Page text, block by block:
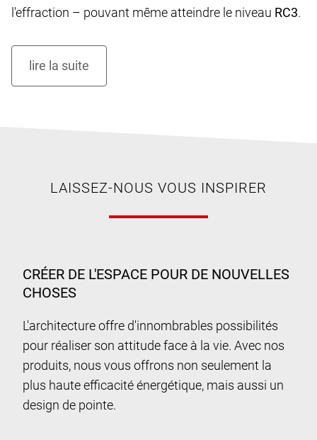
l'effraction – pouvant même atteindre le niveau RC3.
LAISSEZ-NOUS VOUS INSPIRER
CRÉER DE L'ESPACE POUR DE NOUVELLES
CHOSES
L'architecture offre d'innombrables possibilités
pour réaliser son attitude face à la vie. Avec nos
produits, nous vous offrons non seulement la
plus haute efficacité énergétique, mais aussi un
design de pointe.